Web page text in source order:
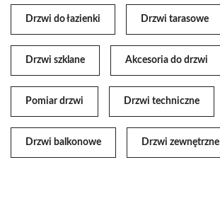
Drzwi do łazienki Drzwi tarasowe
Drzwi szklane Akcesoria do drzwi
Pomiar drzwi Drzwi techniczne
Drzwi balkonowe Drzwi zewnętrzne